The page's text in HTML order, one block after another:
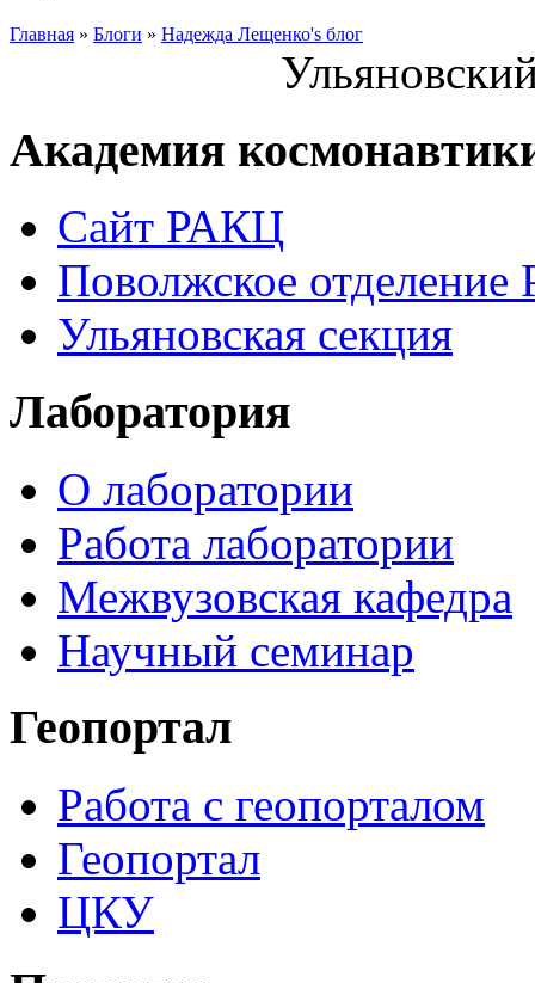
Главная » Блоги » Надежда Лещенко's блог
Академия
Сайт РАКЦ
Поволжское
Ульяновская секция
Лаборатория
О лаборатории
Работа лаборатории
Межвузовская кафедра
Научный семинар
Геопортал
Работа с геопорталом
Геопортал
ЦКУ